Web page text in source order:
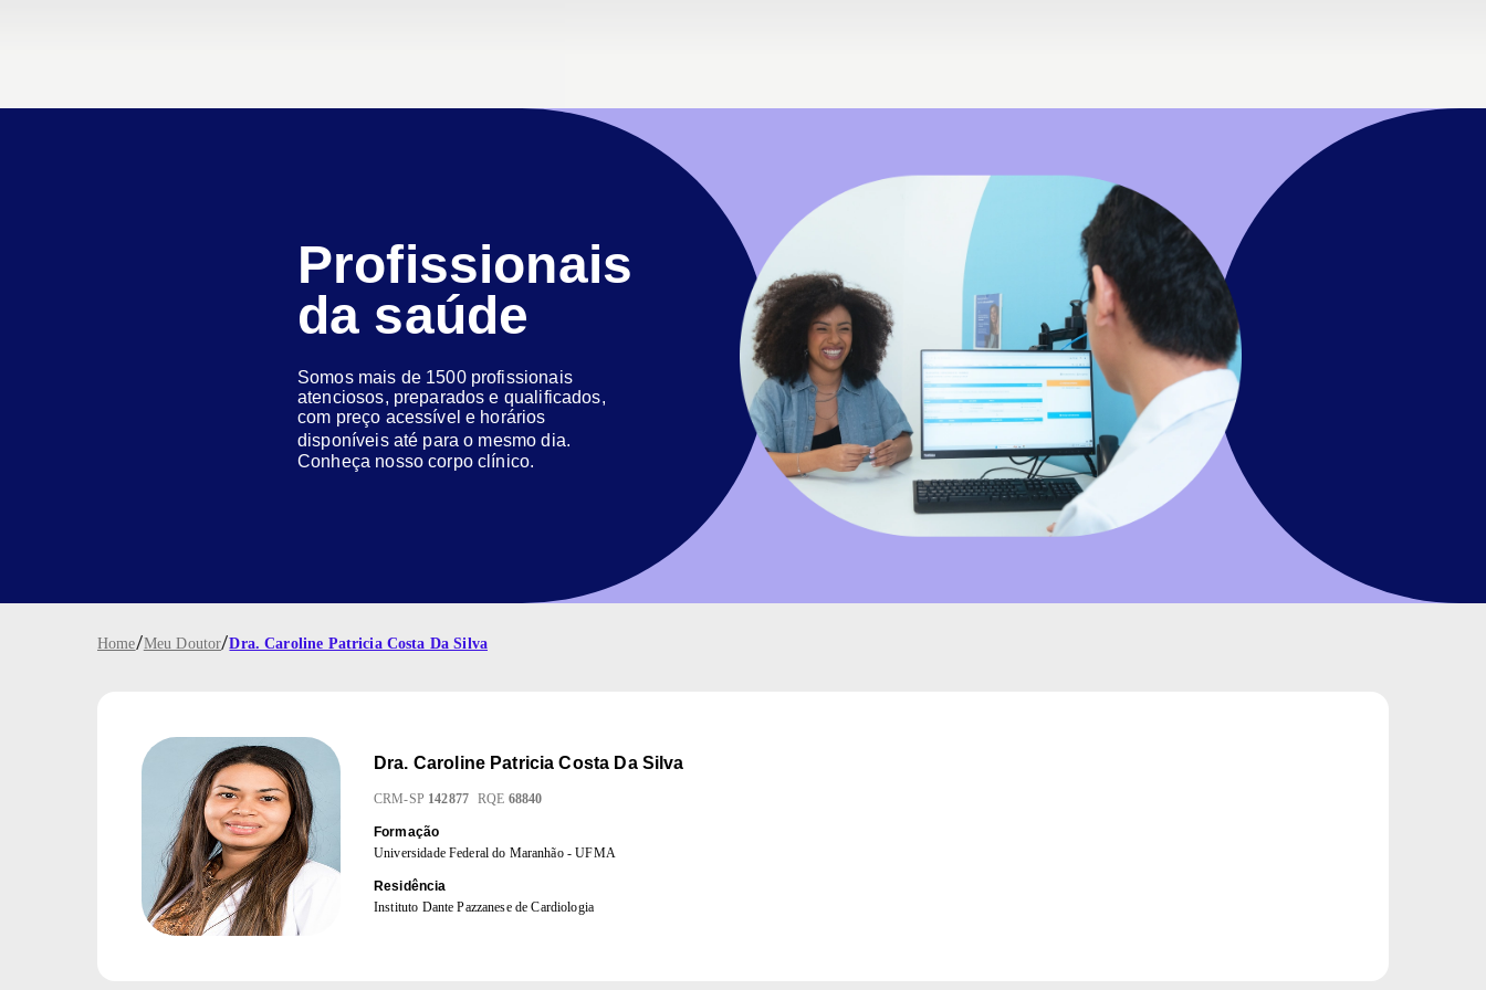
Profissionais
da saúde
Somos mais de 1500 profissionais
atenciosos, preparados e qualificados,
com preço acessível e horários
disponíveis até para o mesmo dia.
Conheça nosso corpo clínico.
Home/Meu Doutor/Dra. Caroline Patricia Costa Da Silva
Dra. Caroline Patricia Costa Da Silva
CRM-SP 142877 RQE 68840
Formação
Universidade Federal do Maranhão - UFMA
Residência
Instituto Dante Pazzanese de Cardiologia